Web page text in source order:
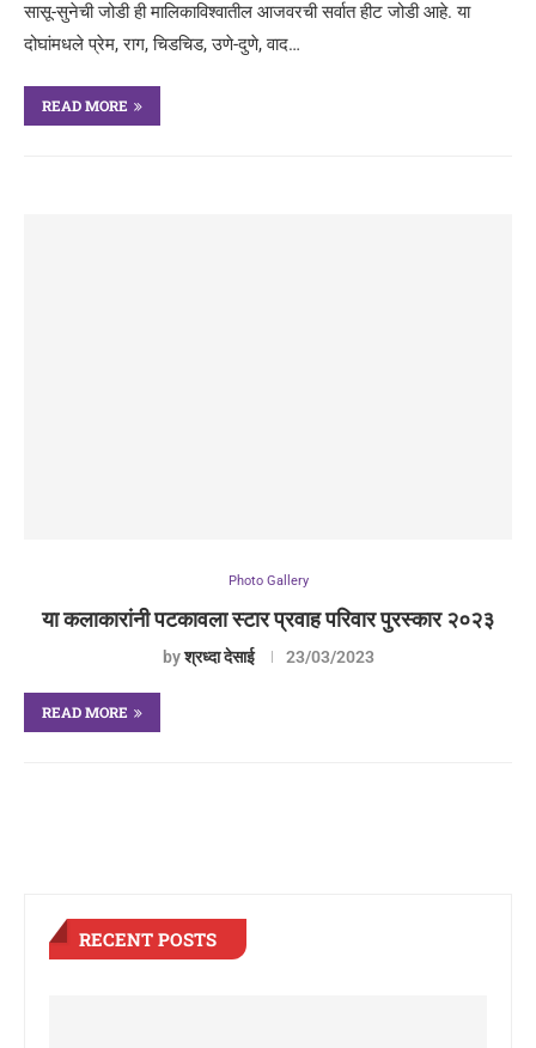
सासू-सुनेची जोडी ही मालिकाविश्वातील आजवरची सर्वात हीट जोडी आहे. या
दोघांमधले प्रेम, राग, चिडचिड, उणे-दुणे, वाद…
READ MORE
Photo Gallery
या कलाकारांनी पटकावला स्टार प्रवाह परिवार पुरस्कार २०२३
byश्रध्दा देसाई 23/03/2023
READ MORE
RECENT POSTS